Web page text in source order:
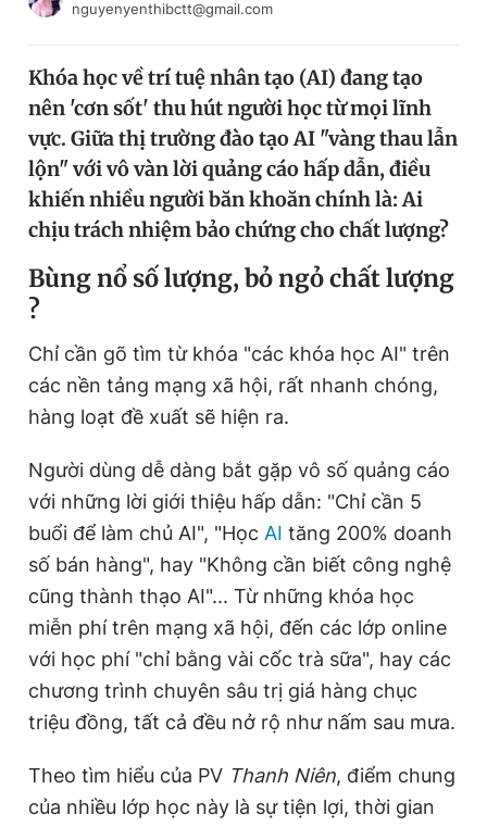
Tin thị trường Tin 360
Video Magazine
Tiện ích Bạn cần biết
Thông tin tòa soạn Liên hệ quảng cáo
Đọc Thanh Niên trên điện thoại
Theo dõi báo trên
Hotline
0906 645 777
Liên hệ quảng cáo
0908 780 404
Đặt báo Quảng cáo RSS Tòa soạn Chính sách bảo
Tin đã xem
Đăng xuất
nguyenyenthibctt@gmail.com
Khóa học về trí tuệ nhân tạo (AI) đang tạo
nên 'cơn sốt' thu hút người học từ mọi lĩnh
vực. Giữa thị trường đào tạo AI "vàng thau lẫn
lộn" với vô vàn lời quảng cáo hấp dẫn, điều
khiến nhiều người băn khoăn chính là: Ai
chịu trách nhiệm bảo chứng cho chất lượng?
Bùng nổ số lượng, bỏ ngỏ chất lượng
?
Chỉ cần gõ tìm từ khóa "các khóa học AI" trên
các nền tảng mạng xã hội, rất nhanh chóng,
hàng loạt đề xuất sẽ hiện ra.
Người dùng dễ dàng bắt gặp vô số quảng cáo
với những lời giới thiệu hấp dẫn: "Chỉ cần 5
buổi để làm chủ AI", "Học AI tăng 200% doanh
số bán hàng", hay "Không cần biết công nghệ
cũng thành thạo AI"... Từ những khóa học
miễn phí trên mạng xã hội, đến các lớp online
với học phí "chỉ bằng vài cốc trà sữa", hay các
chương trình chuyên sâu trị giá hàng chục
triệu đồng, tất cả đều nở rộ như nấm sau mưa.
Theo tìm hiểu của PV Thanh Niên, điểm chung
của nhiều lớp học này là sự tiện lợi, thời gian